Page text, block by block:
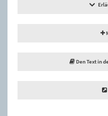
Den Text in